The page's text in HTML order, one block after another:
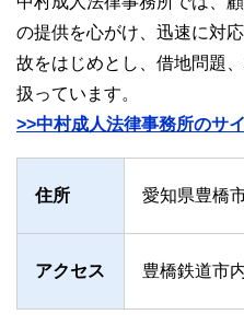
の提供を心がけ、迅速に対
故をはじめとし、借地問題
扱っています。
>>中村成人法律事務所のサ
住所 愛知県豊橋
アクセス 豊橋鉄道市